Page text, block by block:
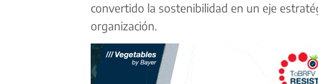
convertido la sostenibilidad en un eje
organización.